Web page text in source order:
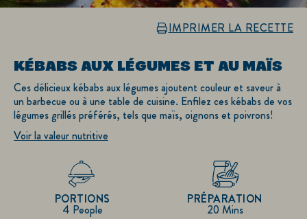
IMPRIMER LA RECETTE
KÉBABS AUX LÉGUMES ET AU MAÏS
Ces délicieux kébabs aux légumes ajoutent couleur et saveur à
un barbecue ou à une table de cuisine. Enfilez ces kébabs de vos
légumes grillés préférés, tels que maïs, oignons et poivrons!
Voir la valeur nutritive
4 People
PORTIONS
20 Mins
PRÉPARATION